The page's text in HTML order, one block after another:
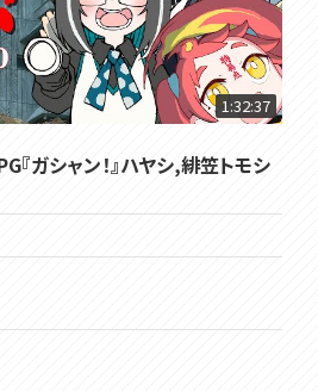
1:32:37
『ガシャン！』ハヤシ,緋笠トモシ